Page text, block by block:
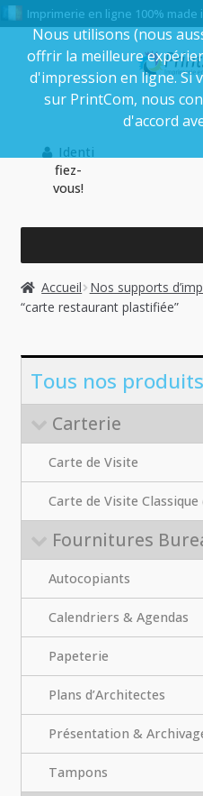
Imprimerie en ligne 100% made
Aller
à
la
Aller
au
contenu
Identi
fiez-
vous!
Accueil Nos supports
“carte restaurant plastifiée”
Tous nos produits
Carterie
Carte de Visite
Carte de Visite Classique
Fournitures
Autocopiants
Calendriers & Agendas
Papeterie
Plans d’Architectes
Présentation &
Tampons
Nous utilisons (nous
offrir la meilleure
d'impression en ligne. Si
sur PrintCom, nous
d'accord